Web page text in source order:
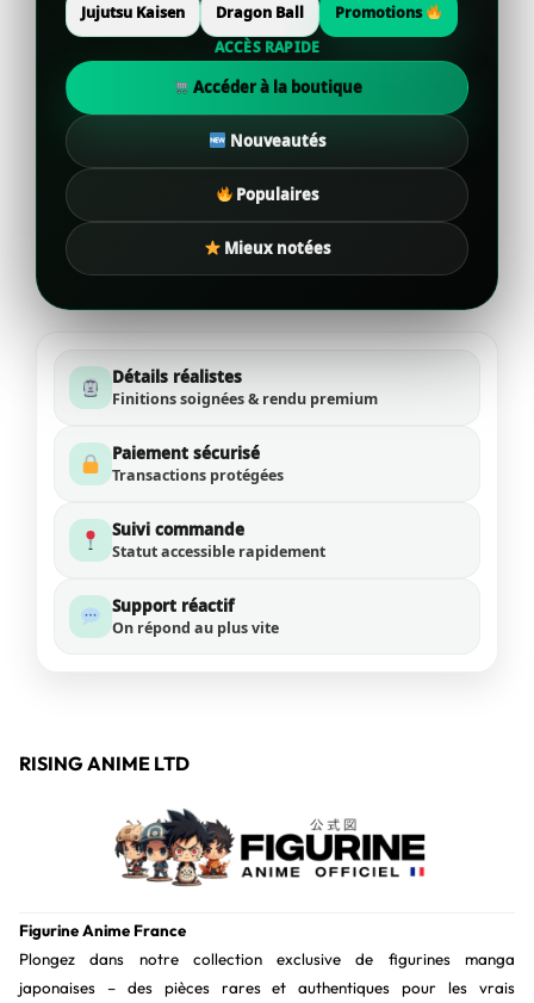
Jujutsu Kaisen Dragon Ball
Promotions
ACCÈS RAPIDE
Accéder à la boutique
Nouveautés
Populaires
Mieux notées
Détails réalistes
Finitions soignées & rendu premium
Paiement sécurisé
Transactions protégées
Suivi commande
Statut accessible rapidement
Support réactif
On répond au plus vite
RISING ANIME LTD
Figurine Anime France
Plongez dans notre collection exclusive de figurines manga
japonaises – des pièces rares et authentiques pour les vrais